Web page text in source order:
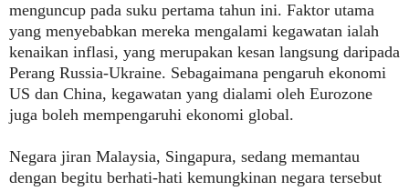
menguncup pada suku pertama tahun ini. Faktor utama
yang menyebabkan mereka mengalami kegawatan ialah
kenaikan inflasi, yang merupakan kesan langsung daripada
Perang Russia-Ukraine. Sebagaimana pengaruh ekonomi
US dan China, kegawatan yang dialami oleh Eurozone
juga boleh mempengaruhi ekonomi global.
Negara jiran Malaysia, Singapura, sedang memantau
dengan begitu berhati-hati kemungkinan negara tersebut